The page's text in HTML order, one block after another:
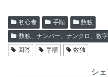
初心者 手順
数独
数独、ナンバー、ナンクロ、数
回答
手順 数独
シ